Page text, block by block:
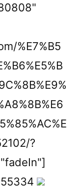
%E7%B5
?